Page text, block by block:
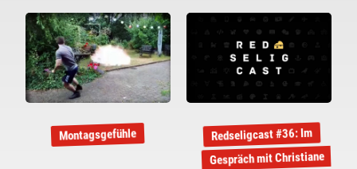
Montagsgefühle Redseligcast #36: Im
Gespräch mit Christiane